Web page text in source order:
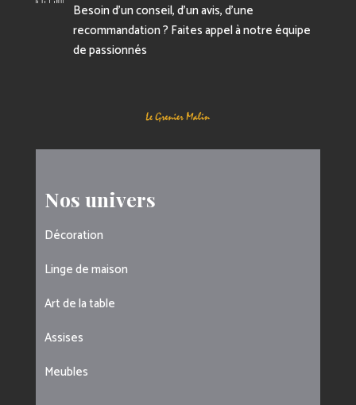
Besoin d’un conseil, d’un avis, d’une
recommandation ? Faites appel à notre équipe
de passionnés
Nos univers
Décoration
Linge de maison
Art de la table
Assises
Meubles